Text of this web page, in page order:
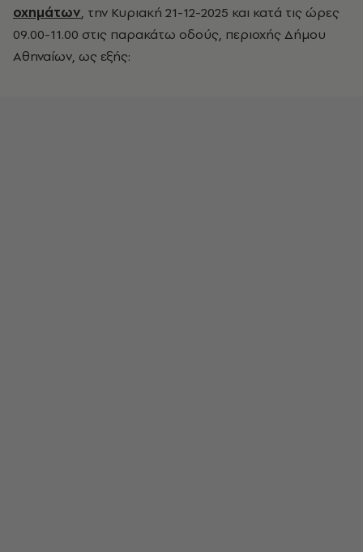
οχημάτων, την Κυριακή 21-12-2025 και κατά τις ώρες
09.00-11.00 στις παρακάτω οδούς, περιοχής Δήμου
Αθηναίων, ως εξής: